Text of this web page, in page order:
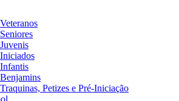
Veteranos
Seniores
Juvenis
Iniciados
Infantis
Benjamins
Traquinas, Petizes e Pré-Iniciação